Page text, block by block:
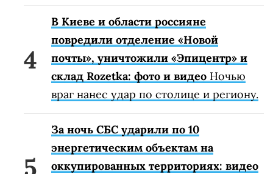
В Киеве и области россияне
повредили отделение «Новой
почты», уничтожили «Эпицентр» и
склад Rozetka: фото и видео Ночью
враг нанес удар по столице и региону.
За ночь СБС ударили по 10
энергетическим объектам на
оккупированных территориях: видео